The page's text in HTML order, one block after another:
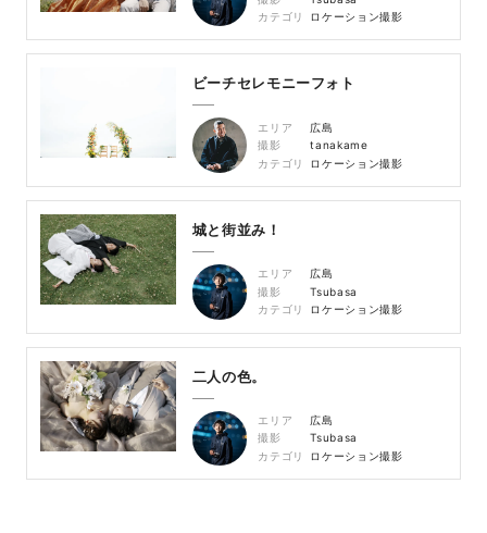
カテゴリ
ロケーション撮影
ビーチセレモニーフォト
エリア
広島
撮影
tanakame
カテゴリ
ロケーション撮影
城と街並み！
エリア
広島
撮影
Tsubasa
カテゴリ
ロケーション撮影
二人の色。
エリア
広島
撮影
Tsubasa
カテゴリ
ロケーション撮影